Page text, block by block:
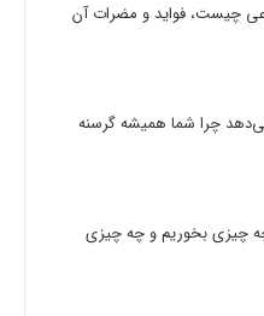
چیست، فواید و مضرات آن
می‌دهد چرا شما همیشه گرسنه
چیزی بخوریم و چه چیزی